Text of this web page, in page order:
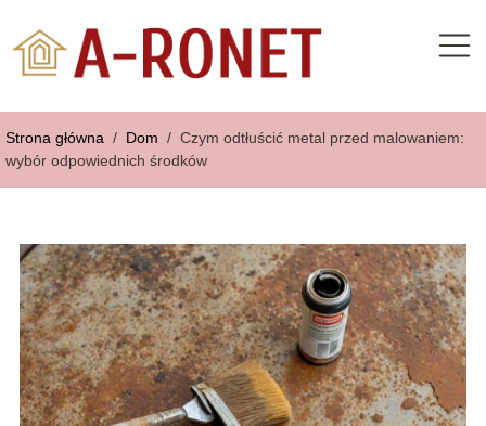
Strona główna / Dom / Czym odtłuścić metal przed malowaniem:
wybór odpowiednich środków